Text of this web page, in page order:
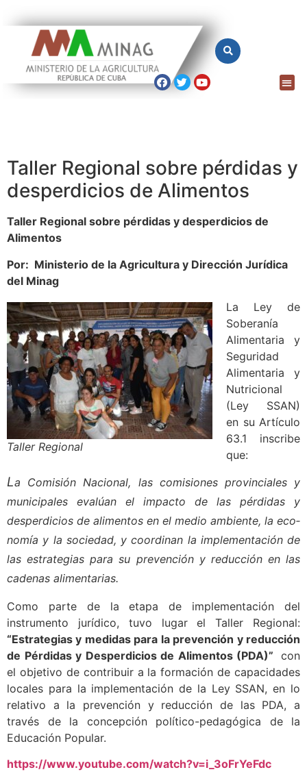
Taller Regional sobre pérdidas y
desperdicios de Alimentos
Taller Regional sobre pérdidas y desperdicios de
Alimentos
Por: Ministerio de la Agricultura y Dirección Jurídica
del Minag
Taller Regional
La Ley de
Soberanía
Alimentaria y
Seguridad
Alimentaria y
Nutricional
(Ley SSAN)
en su Artículo
63.1 inscribe
que:
La Comisión Nacional, las comisiones provinciales y
municipales eva­lúan el impacto de las pérdidas y
desperdicios de alimentos en el medio ambiente, la eco­
nomía y la sociedad, y coordinan la implementación de
las estrategias para su prevención y reducción en las
cadenas alimentarias.
Como parte de la etapa de implementación del
instrumento jurídico, tuvo lugar el Taller Regional:
“Estrategias y medidas para la prevención y reducción
de Pérdidas y Desperdicios de Alimentos (PDA)” con
el objetivo de contribuir a la formación de capacidades
locales para la implementación de la Ley SSAN, en lo
relativo a la prevención y reducción de las PDA, a
través de la concepción político-pedagógica de la
Educación Popular.
https://www.youtube.com/watch?v=i_3oFrYeFdc